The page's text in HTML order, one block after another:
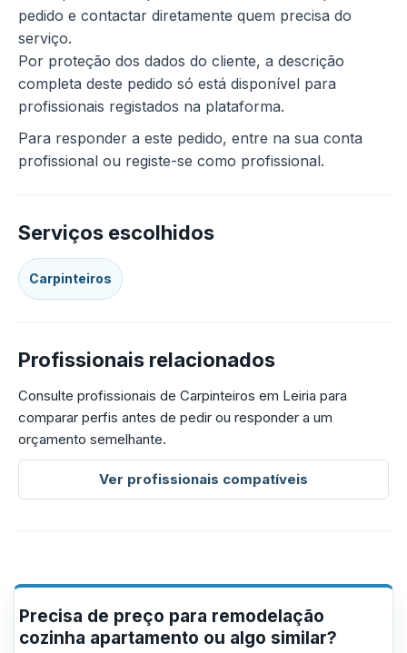
pedido e contactar diretamente quem precisa do
serviço.
Por proteção dos dados do cliente, a descrição
completa deste pedido só está disponível para
profissionais registados na plataforma.
Para responder a este pedido, entre na sua conta
profissional ou registe-se como profissional.
Serviços escolhidos
Carpinteiros
Profissionais relacionados
Consulte profissionais de Carpinteiros em Leiria para
comparar perfis antes de pedir ou responder a um
orçamento semelhante.
Ver profissionais compatíveis
Precisa de preço para remodelação
cozinha apartamento ou algo similar?